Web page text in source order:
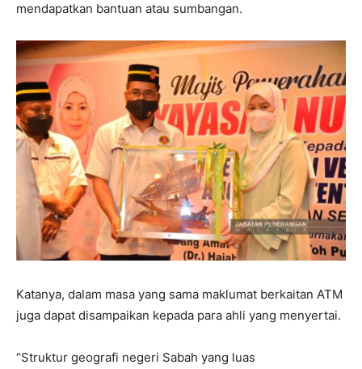
mendapatkan bantuan atau sumbangan.
Katanya, dalam masa yang sama maklumat berkaitan ATM
juga dapat disampaikan kepada para ahli yang menyertai.
“Struktur geografi negeri Sabah yang luas